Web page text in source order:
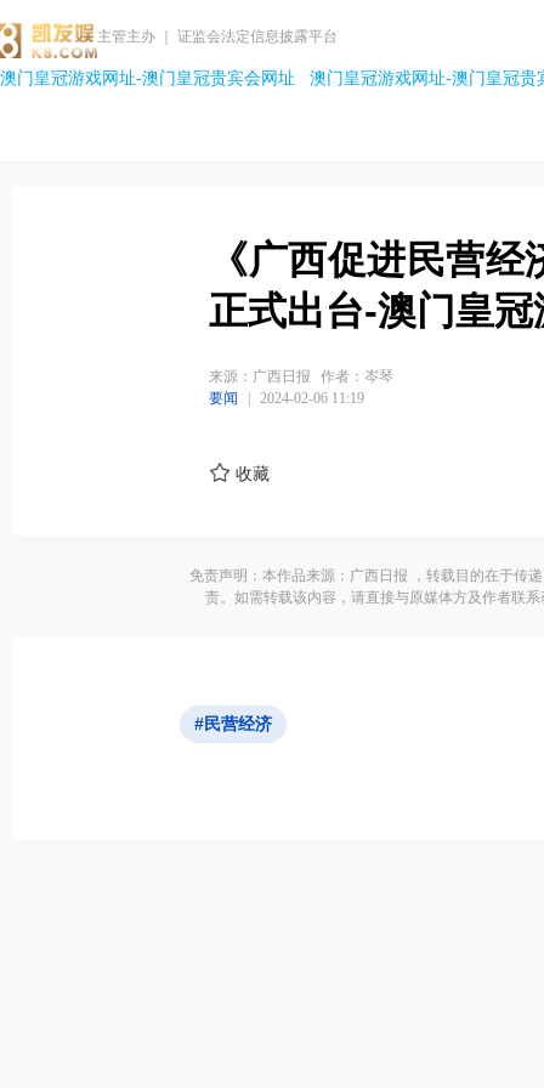
主管主办 ｜ 证监会法定信息披露平台
澳门皇冠游戏网址-澳门皇冠贵宾会网址 澳门皇冠游戏网址-澳门皇冠贵
《广西促进民营
正式出台-澳门皇
来源：广西日报
作者：岑琴
要闻
2024-02-06 11:19
收藏
免责声明：本作品来源：广西日报 ，转载目的在于传
责。如需转载该内容，请直接与原媒体方及作者联
#民营经济